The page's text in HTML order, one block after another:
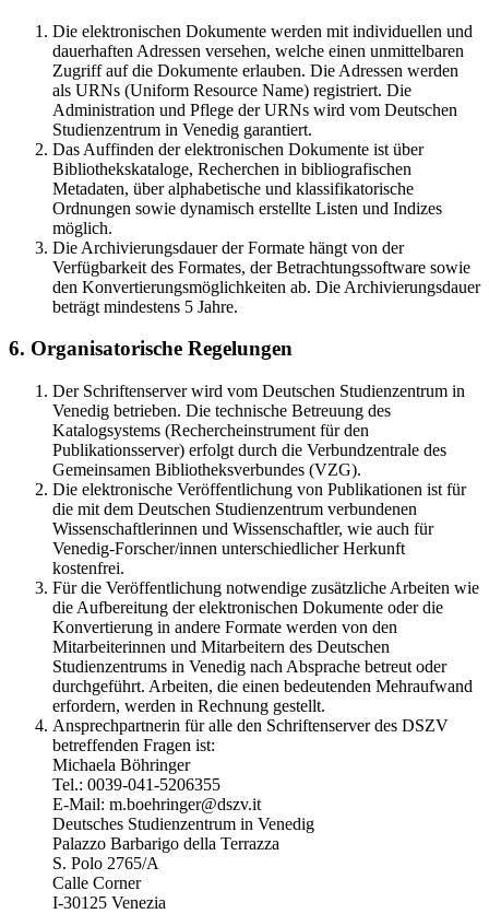
Die elektronischen Dokumente werden mit individuellen und
dauerhaften Adressen versehen, welche einen unmittelbaren
Zugriff auf die Dokumente erlauben. Die Adressen werden
als URNs (Uniform Resource Name) registriert. Die
Administration und Pflege der URNs wird vom Deutschen
Studienzentrum in Venedig garantiert.
Das Auffinden der elektronischen Dokumente ist über
Bibliothekskataloge, Recherchen in bibliografischen
Metadaten, über alphabetische und klassifikatorische
Ordnungen sowie dynamisch erstellte Listen und Indizes
möglich.
Die Archivierungsdauer der Formate hängt von der
Verfügbarkeit des Formates, der Betrachtungssoftware sowie
den Konvertierungsmöglichkeiten ab. Die Archivierungsdauer
beträgt mindestens 5 Jahre.
6. Organisatorische Regelungen
Der Schriftenserver wird vom Deutschen Studienzentrum in
Venedig betrieben. Die technische Betreuung des
Katalogsystems (Rechercheinstrument für den
Publikationsserver) erfolgt durch die Verbundzentrale des
Gemeinsamen Bibliotheksverbundes (VZG).
Die elektronische Veröffentlichung von Publikationen ist für
die mit dem Deutschen Studienzentrum verbundenen
Wissenschaftlerinnen und Wissenschaftler, wie auch für
Venedig-Forscher/innen unterschiedlicher Herkunft
kostenfrei.
Für die Veröffentlichung notwendige zusätzliche Arbeiten wie
die Aufbereitung der elektronischen Dokumente oder die
Konvertierung in andere Formate werden von den
Mitarbeiterinnen und Mitarbeitern des Deutschen
Studienzentrums in Venedig nach Absprache betreut oder
durchgeführt. Arbeiten, die einen bedeutenden Mehraufwand
erfordern, werden in Rechnung gestellt.
Ansprechpartnerin für alle den Schriftenserver des DSZV
betreffenden Fragen ist:
Michaela Böhringer
Tel.: 0039-041-5206355
E-Mail: m.boehringer@dszv.it
Deutsches Studienzentrum in Venedig
Palazzo Barbarigo della Terrazza
S. Polo 2765/A
Calle Corner
I-30125 Venezia